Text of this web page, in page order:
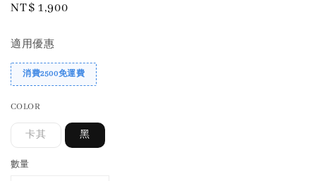
Regular
NT$ 1,900
適用優惠
消費2500免運費
COLOR
卡其 黑
數量